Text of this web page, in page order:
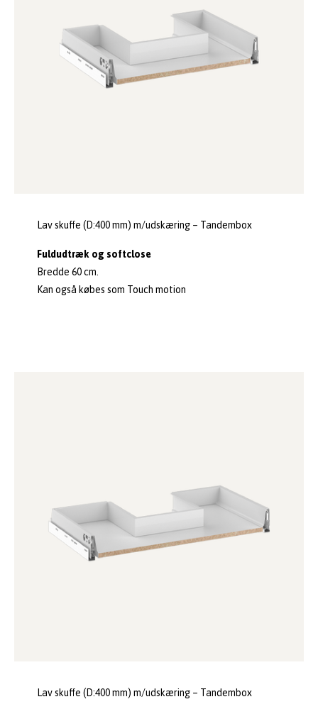
Lav skuffe (D:400 mm) m/udskæring – Tandembox
Fuldudtræk og softclose
Bredde 60 cm.
Kan også købes som Touch motion
Lav skuffe (D:400 mm) m/udskæring – Tandembox